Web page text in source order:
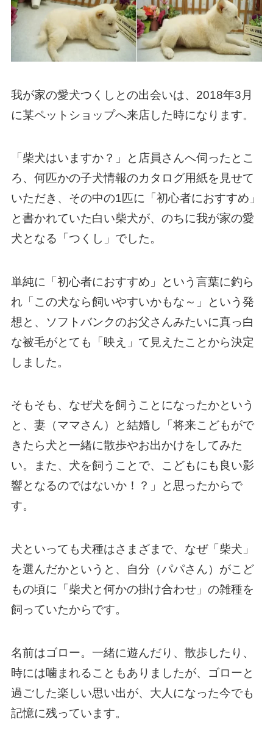
我が家の愛犬つくしとの出会いは、2018年3月
に某ペットショップへ来店した時になります。
「柴犬はいますか？」と店員さんへ伺ったとこ
ろ、何匹かの子犬情報のカタログ用紙を見せて
いただき、その中の1匹に「初心者におすすめ」
と書かれていた白い柴犬が、のちに我が家の愛
犬となる「つくし」でした。
単純に「初心者におすすめ」という言葉に釣ら
れ「この犬なら飼いやすいかもな～」という発
想と、ソフトバンクのお父さんみたいに真っ白
な被毛がとても「映え」て見えたことから決定
しました。
そもそも、なぜ犬を飼うことになったかという
と、妻（ママさん）と結婚し「将来こどもがで
きたら犬と一緒に散歩やお出かけをしてみた
い。また、犬を飼うことで、こどもにも良い影
響となるのではないか！？」と思ったからで
す。
犬といっても犬種はさまざまで、なぜ「柴犬」
を選んだかというと、自分（パパさん）がこど
もの頃に「柴犬と何かの掛け合わせ」の雑種を
飼っていたからです。
名前はゴロー。一緒に遊んだり、散歩したり、
時には噛まれることもありましたが、ゴローと
過ごした楽しい思い出が、大人になった今でも
記憶に残っています。